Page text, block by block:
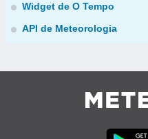
Widget de O Tempo
API de Meteorologia